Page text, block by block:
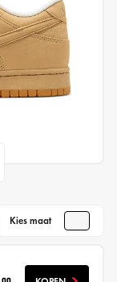
Kies maat